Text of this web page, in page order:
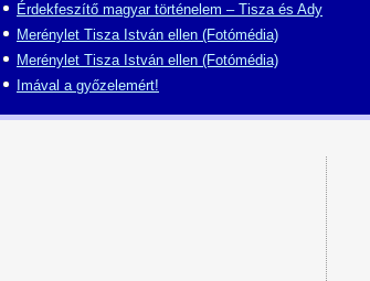
Érdekfeszítő magyar történelem – Tisza és Ady
Merénylet Tisza István ellen (Fotómédia)
Merénylet Tisza István ellen (Fotómédia)
Imával a győzelemért!